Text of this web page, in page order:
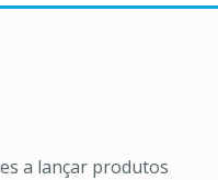
a lançar produtos